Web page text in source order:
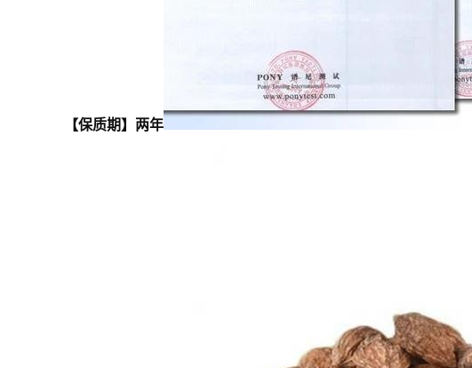
【保质期】两年